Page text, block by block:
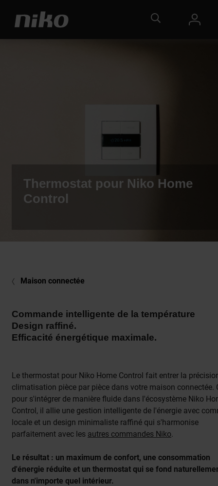
Thermostat pour Niko Home
Control
Maison connectée
Commande intelligente de la température
Design raffiné.
Efficacité énergétique maximale.
Le thermostat pour Niko Home Control fait entrer la
climatisation pièce par pièce dans votre maison connectée.
pour s'intégrer de manière fluide dans l'écosystème Niko
Control, il allie une gestion intelligente de l'énergie avec
locale et un design minimaliste raffiné qui s'harmonise
parfaitement avec les autres commandes Niko.
Le résultat : un maximum de confort, une consommation
d'énergie réduite et un thermostat qui se fond
dans n'importe quel intérieur.